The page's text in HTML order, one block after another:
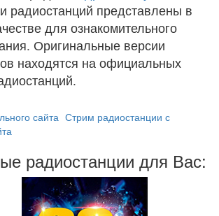
радиостанций представлены в
для ознакомительного
Оригинальные версии
находятся на официальных
сайта Стрим радиостанции с
радиостанции для Вас: